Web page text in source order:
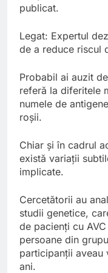
publicat.
Legat: Expertul
de a reduce riscul
Probabil ai auzit
referă la diferitele
numele de
roșii.
Chiar și în cadrul
există variații
implicate.
Cercetătorii au
studii genetice,
de pacienți cu
persoane din
participanții aveau
ani.